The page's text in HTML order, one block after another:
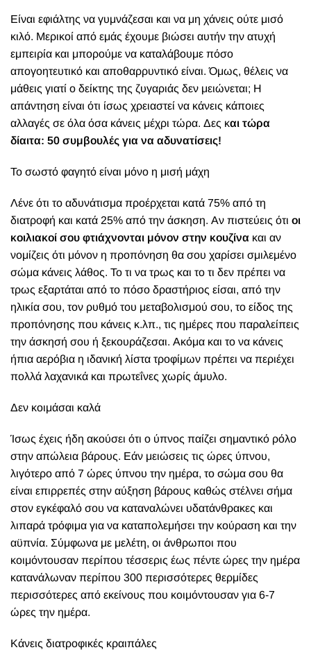
Είναι εφιάλτης να γυμνάζεσαι και να μη χάνεις ούτε μισό
κιλό. Μερικοί από εμάς έχουμε βιώσει αυτήν την ατυχή
εμπειρία και μπορούμε να καταλάβουμε πόσο
απογοητευτικό και αποθαρρυντικό είναι. Όμως, θέλεις να
μάθεις γιατί ο δείκτης της ζυγαριάς δεν μειώνεται; Η
απάντηση είναι ότι ίσως χρειαστεί να κάνεις κάποιες
αλλαγές σε όλα όσα κάνεις μέχρι τώρα. Δες και τώρα
δίαιτα: 50 συμβουλές για να αδυνατίσεις!
Το σωστό φαγητό είναι μόνο η μισή μάχη
Λένε ότι το αδυνάτισμα προέρχεται κατά 75% από τη
διατροφή και κατά 25% από την άσκηση. Αν πιστεύεις ότι οι
κοιλιακοί σου φτιάχνονται μόνον στην κουζίνα και αν
νομίζεις ότι μόνον η προπόνηση θα σου χαρίσει σμιλεμένο
σώμα κάνεις λάθος. Το τι να τρως και το τι δεν πρέπει να
τρως εξαρτάται από το πόσο δραστήριος είσαι, από την
ηλικία σου, τον ρυθμό του μεταβολισμού σου, το είδος της
προπόνησης που κάνεις κ.λπ., τις ημέρες που παραλείπεις
την άσκησή σου ή ξεκουράζεσαι. Ακόμα και το να κάνεις
ήπια αερόβια η ιδανική λίστα τροφίμων πρέπει να περιέχει
πολλά λαχανικά και πρωτεΐνες χωρίς άμυλο.
Δεν κοιμάσαι καλά
Ίσως έχεις ήδη ακούσει ότι ο ύπνος παίζει σημαντικό ρόλο
στην απώλεια βάρους. Εάν μειώσεις τις ώρες ύπνου,
λιγότερο από 7 ώρες ύπνου την ημέρα, το σώμα σου θα
είναι επιρρεπές στην αύξηση βάρους καθώς στέλνει σήμα
στον εγκέφαλό σου να καταναλώνει υδατάνθρακες και
λιπαρά τρόφιμα για να καταπολεμήσει την κούραση και την
αϋπνία. Σύμφωνα με μελέτη, οι άνθρωποι που
κοιμόντουσαν περίπου τέσσερις έως πέντε ώρες την ημέρα
κατανάλωναν περίπου 300 περισσότερες θερμίδες
περισσότερες από εκείνους που κοιμόντουσαν για 6-7
ώρες την ημέρα.
Κάνεις διατροφικές κραιπάλες